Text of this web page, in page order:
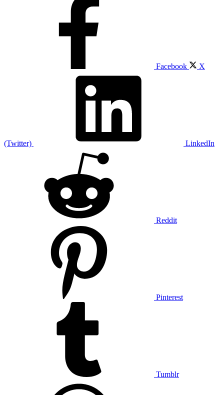
Facebook X
(Twitter) LinkedIn
Reddit
Pinterest
Tumblr